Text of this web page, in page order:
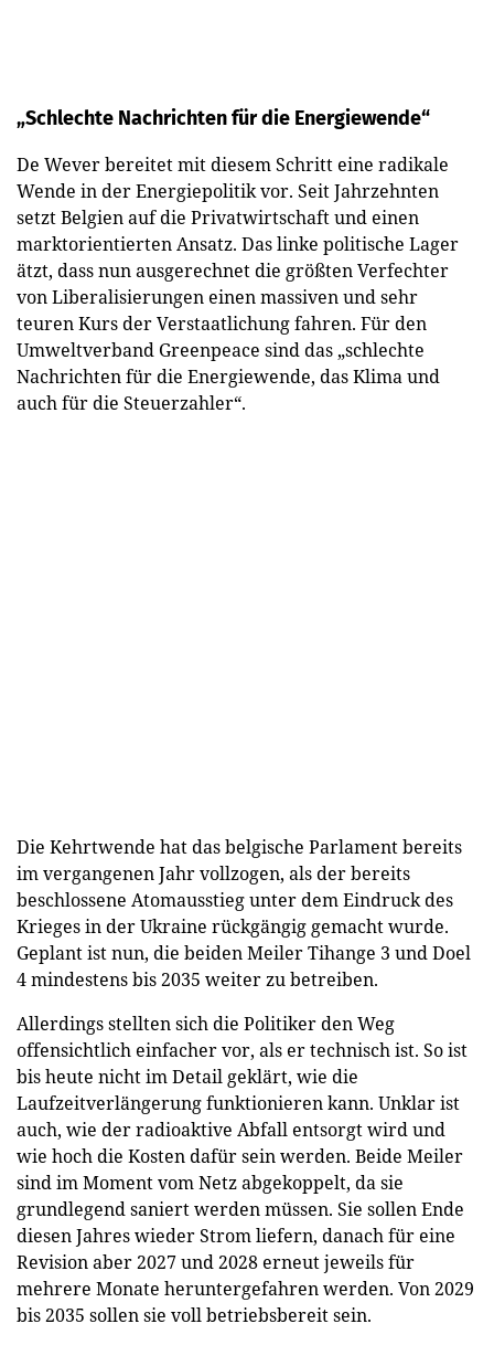
„Schlechte Nachrichten für die Energiewende“
De Wever bereitet mit diesem Schritt eine radikale
Wende in der Energiepolitik vor. Seit Jahrzehnten
setzt Belgien auf die Privatwirtschaft und einen
marktorientierten Ansatz. Das linke politische Lager
ätzt, dass nun ausgerechnet die größten Verfechter
von Liberalisierungen einen massiven und sehr
teuren Kurs der Verstaatlichung fahren. Für den
Umweltverband Greenpeace sind das „schlechte
Nachrichten für die Energiewende, das Klima und
auch für die Steuerzahler“.
Die Kehrtwende hat das belgische Parlament bereits
im vergangenen Jahr vollzogen, als der bereits
beschlossene Atomausstieg unter dem Eindruck des
Krieges in der Ukraine rückgängig gemacht wurde.
Geplant ist nun, die beiden Meiler Tihange 3 und Doel
4 mindestens bis 2035 weiter zu betreiben.
Allerdings stellten sich die Politiker den Weg
offensichtlich einfacher vor, als er technisch ist. So ist
bis heute nicht im Detail geklärt, wie die
Laufzeitverlängerung funktionieren kann. Unklar ist
auch, wie der radioaktive Abfall entsorgt wird und
wie hoch die Kosten dafür sein werden. Beide Meiler
sind im Moment vom Netz abgekoppelt, da sie
grundlegend saniert werden müssen. Sie sollen Ende
diesen Jahres wieder Strom liefern, danach für eine
Revision aber 2027 und 2028 erneut jeweils für
mehrere Monate heruntergefahren werden. Von 2029
bis 2035 sollen sie voll betriebsbereit sein.